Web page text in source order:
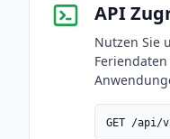
API
Nutzen Sie
GET /api/